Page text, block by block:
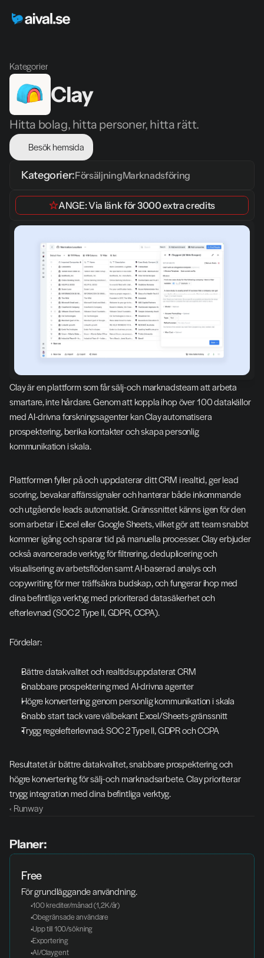
Kategorier
Clay
Hitta bolag, hitta personer, hitta rätt.
Besök hemsida
Kategorier:FörsäljningMarknadsföring
ANGE: Via länk för 3000 extra credits
Clay är en plattform som får sälj- och marknadsteam att arbeta
smartare, inte hårdare. Genom att koppla ihop över 100 datakällor
med AI-drivna forskningsagenter kan Clay automatisera
prospektering, berika kontakter och skapa personlig
kommunikation i skala.
Plattformen fyller på och uppdaterar ditt CRM i realtid, ger lead
scoring, bevakar affärssignaler och hanterar både inkommande
och utgående leads automatiskt. Gränssnittet känns igen för den
som arbetar i Excel eller Google Sheets, vilket gör att team snabbt
kommer igång och sparar tid på manuella processer. Clay erbjuder
också avancerade verktyg för filtrering, deduplicering och
visualisering av arbetsflöden samt AI-baserad analys och
copywriting för mer träffsäkra budskap, och fungerar ihop med
dina befintliga verktyg med prioriterad datasäkerhet och
efterlevnad (SOC 2 Type II, GDPR, CCPA).
Fördelar:
Bättre datakvalitet och realtidsuppdaterat CRM
Snabbare prospektering med AI-drivna agenter
Högre konvertering genom personlig kommunikation i skala
Snabb start tack vare välbekant Excel/Sheets-gränssnitt
Trygg regelefterlevnad: SOC 2 Type II, GDPR och CCPA
Resultatet är bättre datakvalitet, snabbare prospektering och
högre konvertering för sälj- och marknadsarbete. Clay prioriterar
trygg integration med dina befintliga verktyg.
‹ Runway
Planer:
Free
För grundläggande användning.
100 krediter/månad (1,2K/år)
Obegränsade användare
Upp till 100/sökning
Exportering
AI/Claygent